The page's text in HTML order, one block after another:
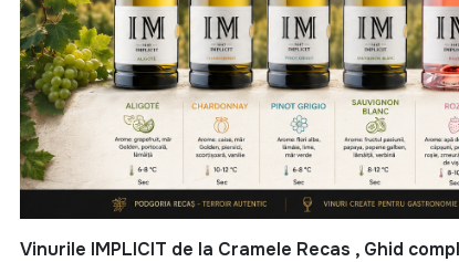
Vinurile IMPLICIT de la Cramele Recas , Ghid